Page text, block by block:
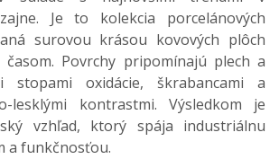
Je to kolekcia porcelánových
surovou krásou kovových plôch
časom. Povrchy pripomínajú plech a
stopami oxidácie, škrabancami a
lesklými kontrastmi. Výsledkom je
vzhľad, ktorý spája industriálnu
a funkčnosťou.